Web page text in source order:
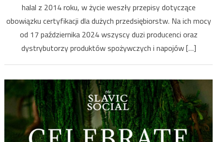
Level
2
halal z 2014 roku, w życie weszły przepisy dotyczące
obowiązku certyfikacji dla dużych przedsiębiorstw. Na ich mocy
od 17 października 2024 wszyscy duzi producenci oraz
dystrybutorzy produktów spożywczych i napojów […]